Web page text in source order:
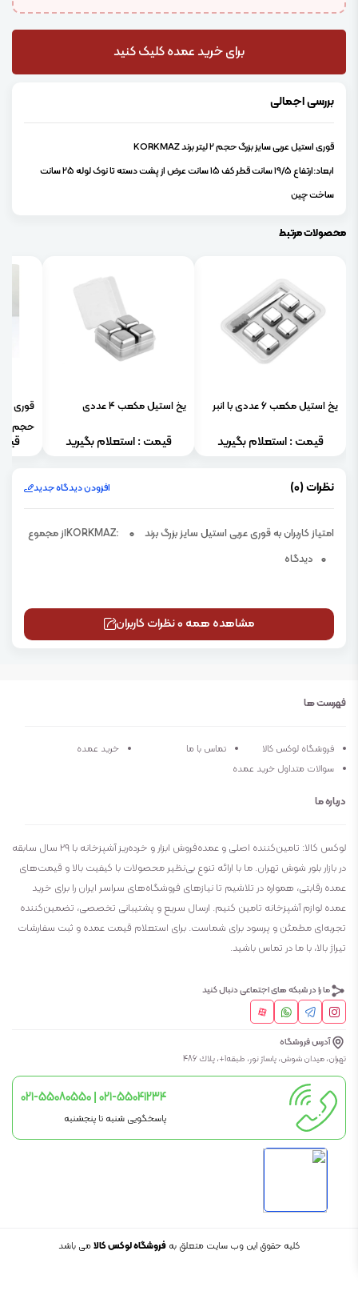
برای خرید عمده کلیک کنید
بررسی اجمالی
قوری استیل عربی سایز بزرگ حجم 2 لیتر برند KORKMAZ
ابعاد:ارتفاع 19/5 سانت قطر کف 15 سانت عرض از پشت دسته تا نوک لوله 25 سانت
ساخت چین
محصولات مرتبط
یخ استیل مکعب 6 عددی با انبر
قیمت : استعلام بگیرید
یخ استیل مکعب 4 عددی
قیمت : استعلام بگیرید
قوری
حجم 800 میلی لیتر
نظرات (0) افزودن دیدگاه جدید
امتیاز کاربران به قوری عربی استیل سایز بزرگ برند KORKMAZ: 0
از مجموع
0 دیدگاه
مشاهده همه 0 نظرات کاربران
فهرست ها
فروشگاه لوکس کالا تماس با ما
خرید عمده
سوالات متداول خرید عمده
درباره ما
لوکس کالا: تامین‌کننده اصلی و عمده‌فروش ابزار و خرده‌ریز آشپزخانه با ۲۹ سال سابقه
در بازار بلور شوش تهران. ما با ارائه تنوع بی‌نظیر محصولات با کیفیت بالا و قیمت‌های
عمده رقابتی، همواره در تلاشیم تا نیازهای فروشگاه‌های سراسر ایران را برای خرید
عمده لوازم آشپزخانه تامین کنیم. ارسال سریع و پشتیبانی تخصصی، تضمین‌کننده
تجربه‌ای مطمئن و پرسود برای شماست. برای استعلام قیمت عمده و ثبت سفارشات
تیراژ بالا، با ما در تماس باشید.
ما را در شبکه های اجتماعی دنبال کنید
آدرس فروشگاه
تهران، ميدان شوش، پاساژ نور، طبقه1+، پلاك 486
021-55080550 | 021-55041234
پاسخگویی شنبه تا پنجشنبه
کلیه حقوق این وب سایت متعلق به فروشگاه لوکس کالامی باشد